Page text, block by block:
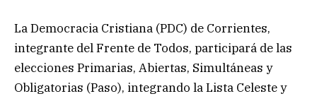
La Democracia Cristiana (PDC) de Corrientes,
integrante del Frente de Todos, participará de las
elecciones Primarias, Abiertas, Simultáneas y
Obligatorias (Paso), integrando la Lista Celeste y